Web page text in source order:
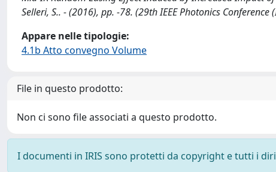
Selleri, S.. - (2016), pp. -78. (29th IEEE Photonics
Appare nelle tipologie:
4.1b Atto convegno Volume
File in questo prodotto:
Non ci sono file associati a questo prodotto.
I documenti in IRIS sono protetti da copyright e tutti i